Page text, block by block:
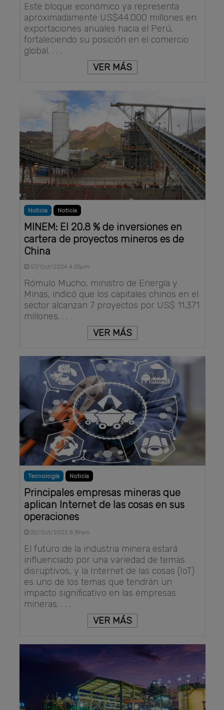
Este bloque económico ya representa
aproximadamente US$44.000 millones en
exportaciones anuales hacia el Perú,
fortaleciendo su posición en el comercio
global. . . .
VER MÁS
Noticia Noticia
MINEM: El 20.8 % de inversiones en
cartera de proyectos mineros es de
China
07/Oct/2024 4:33pm
Rómulo Mucho, ministro de Energía y
Minas, indicó que los capitales chinos en el
sector alcanzan 7 proyectos por US$ 11,371
millones. . . .
VER MÁS
Tecnología Noticia
Principales empresas mineras que
aplican Internet de las cosas en sus
operaciones
30/Oct/2023 8:39am
El futuro de la industria minera estará
influenciado por una variedad de temas
disruptivos, y la Internet de las cosas (IoT)
es uno de los temas que tendrán un
impacto significativo en las empresas
mineras. . . .
VER MÁS